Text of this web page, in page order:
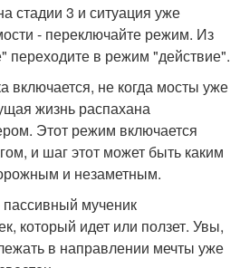
стадии 3 и ситуация уже
- переключайте режим. Из
в режим "действие".
включается, не когда мосты уже
жизнь распахана
Этот режим включается
и шаг этот может быть каким
и незаметным.
мученик
который идет или ползет. Увы,
в направлении мечты уже